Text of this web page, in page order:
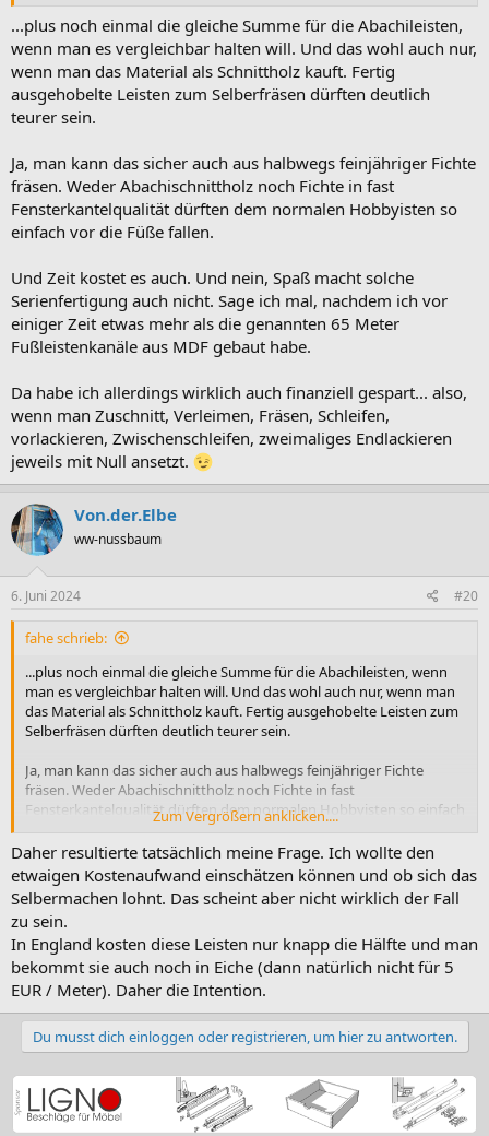
...plus noch einmal die gleiche Summe für die Abachileisten,
wenn man es vergleichbar halten will. Und das wohl auch nur,
wenn man das Material als Schnittholz kauft. Fertig
ausgehobelte Leisten zum Selberfräsen dürften deutlich
teurer sein.
Ja, man kann das sicher auch aus halbwegs feinjähriger Fichte
fräsen. Weder Abachischnittholz noch Fichte in fast
Fensterkantelqualität dürften dem normalen Hobbyisten so
einfach vor die Füße fallen.
Und Zeit kostet es auch. Und nein, Spaß macht solche
Serienfertigung auch nicht. Sage ich mal, nachdem ich vor
einiger Zeit etwas mehr als die genannten 65 Meter
Fußleistenkanäle aus MDF gebaut habe.
Da habe ich allerdings wirklich auch finanziell gespart... also,
wenn man Zuschnitt, Verleimen, Fräsen, Schleifen,
vorlackieren, Zwischenschleifen, zweimaliges Endlackieren
jeweils mit Null ansetzt.
Von.der.Elbe
ww-nussbaum
6. Juni 2024 #20
fahe schrieb:
...plus noch einmal die gleiche Summe für die Abachileisten, wenn
man es vergleichbar halten will. Und das wohl auch nur, wenn man
das Material als Schnittholz kauft. Fertig ausgehobelte Leisten zum
Selberfräsen dürften deutlich teurer sein.
Ja, man kann das sicher auch aus halbwegs feinjähriger Fichte
fräsen. Weder Abachischnittholz noch Fichte in fast
Fensterkantelqualität dürften dem normalen Hobbyisten so einfach
Und Zeit kostet es auch. Und nein, Spaß macht solche
Serienfertigung auch nicht. Sage ich mal, nachdem ich vor einiger
Zeit etwas mehr als die genannten 65 Meter Fußleistenkanäle aus
MDF gebaut habe.
Da habe ich allerdings wirklich auch finanziell gespart... also, wenn
man Zuschnitt, Verleimen, Fräsen, Schleifen, vorlackieren,
Zwischenschleifen, zweimaliges Endlackieren jeweils mit Null
ansetzt.
Zum Vergrößern anklicken....
Daher resultierte tatsächlich meine Frage. Ich wollte den
etwaigen Kostenaufwand einschätzen können und ob sich das
Selbermachen lohnt. Das scheint aber nicht wirklich der Fall
zu sein.
In England kosten diese Leisten nur knapp die Hälfte und man
bekommt sie auch noch in Eiche (dann natürlich nicht für 5
EUR / Meter). Daher die Intention.
Du musst dich einloggen oder registrieren, um hier zu antworten.